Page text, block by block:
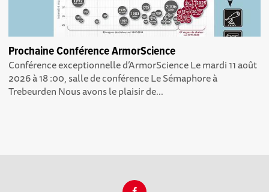
Prochaine Conférence ArmorScience
Conférence exceptionnelle d’ArmorScience Le mardi 11 août
2026 à 18 :00, salle de conférence Le Sémaphore à
Trebeurden Nous avons le plaisir de...